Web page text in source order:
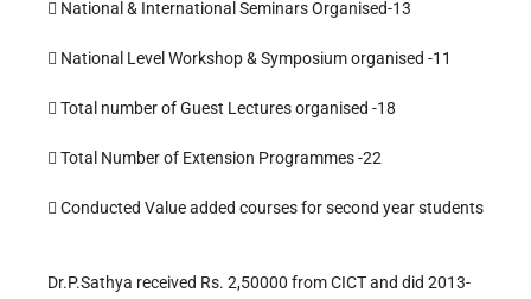
 National & International Seminars Organised-13
 National Level Workshop & Symposium organised -11
 Total number of Guest Lectures organised -18
 Total Number of Extension Programmes -22
 Conducted Value added courses for second year students
Dr.P.Sathya received Rs. 2,50000 from CICT and did 2013-